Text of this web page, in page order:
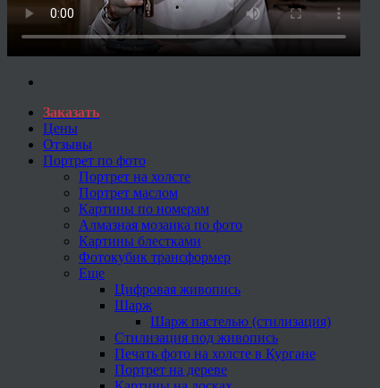
Заказать
Цены
Отзывы
Портрет по фото
Портрет на холсте
Портрет маслом
Картины по номерам
Алмазная мозаика по фото
Картины блестками
Фотокубик трансформер
Еще
Цифровая живопись
Шарж
Шарж пастелью (стилизация)
Стилизация под живопись
Печать фото на холсте в Кургане
Портрет на дереве